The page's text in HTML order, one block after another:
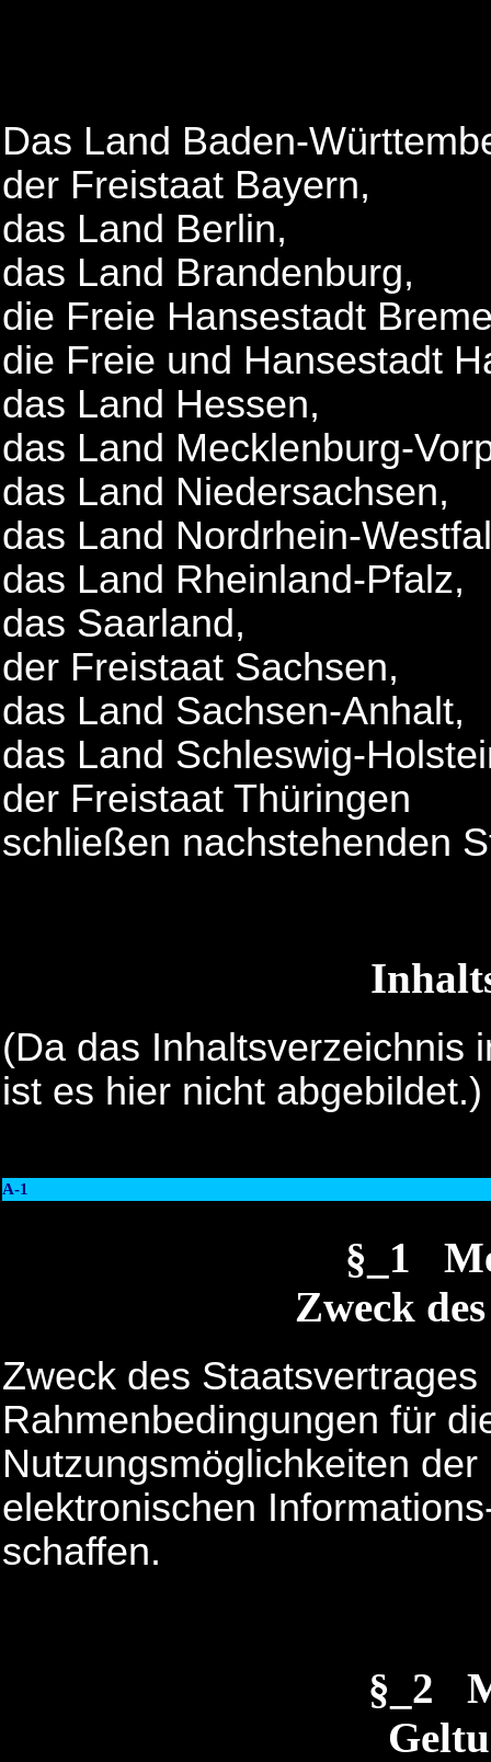
Das Land Baden-
der Freistaat Bayern,
das Land Berlin,
das Land Brandenburg,
die Freie Hansestadt
die Freie und Hansestadt
das Land Hessen,
das Land Mecklenburg-
das Land Niedersachsen,
das Land Nordrhein-
das Land Rheinland-Pfalz,
das Saarland,
der Freistaat Sachsen,
das Land Sachsen-Anhalt,
das Land Schleswig-
der Freistaat Thüringen
schließen nachstehenden
(Da das Inhaltsverzeichnis
ist es hier nicht abgebildet.)
A-1
§_1
Zweck
Zweck des
Rahmenbedingungen für
Nutzungsmöglichkeiten
elektronischen
schaffen.
§_2